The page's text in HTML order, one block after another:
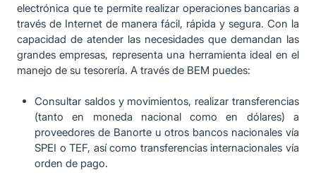
electrónica que te permite realizar operaciones bancarias a
través de Internet de manera fácil, rápida y segura. Con la
capacidad de atender las necesidades que demandan las
grandes empresas, representa una herramienta ideal en el
manejo de su tesorería. A través de BEM puedes:
Consultar saldos y movimientos, realizar transferencias
(tanto en moneda nacional como en dólares) a
proveedores de Banorte u otros bancos nacionales vía
SPEI o TEF, así como transferencias internacionales vía
orden de pago.